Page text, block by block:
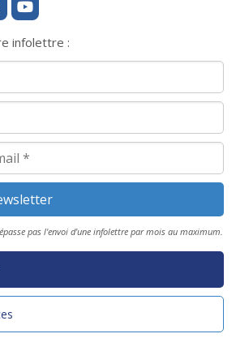
infolettre :
pas l'envoi d'une infolettre par mois au maximum.